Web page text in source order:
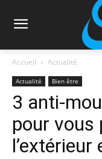
Accueil Actualité
Actualité Bien être
3 anti-
pour vous